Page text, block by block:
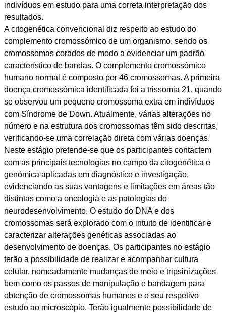
indivíduos em estudo para uma correta interpretação dos
resultados.
A citogenética convencional diz respeito ao estudo do
complemento cromossómico de um organismo, sendo os
cromossomas corados de modo a evidenciar um padrão
característico de bandas. O complemento cromossómico
humano normal é composto por 46 cromossomas. A primeira
doença cromossómica identificada foi a trissomia 21, quando
se observou um pequeno cromossoma extra em indivíduos
com Síndrome de Down. Atualmente, várias alterações no
número e na estrutura dos cromossomas têm sido descritas,
verificando-se uma correlação direta com várias doenças.
Neste estágio pretende-se que os participantes contactem
com as principais tecnologias no campo da citogenética e
genómica aplicadas em diagnóstico e investigação,
evidenciando as suas vantagens e limitações em áreas tão
distintas como a oncologia e as patologias do
neurodesenvolvimento. O estudo do DNA e dos
cromossomas será explorado com o intuito de identificar e
caracterizar alterações genéticas associadas ao
desenvolvimento de doenças. Os participantes no estágio
terão a possibilidade de realizar e acompanhar cultura
celular, nomeadamente mudanças de meio e tripsinizações
bem como os passos de manipulação e bandagem para
obtenção de cromossomas humanos e o seu respetivo
estudo ao microscópio. Terão igualmente possibilidade de